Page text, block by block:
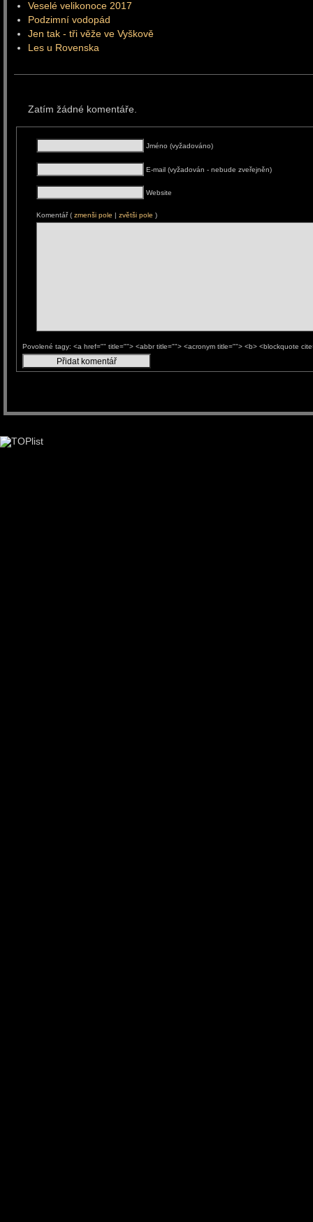
Veselé velikonoce 2017
Podzimní vodopád
Jen tak - tři věže ve Vyškově
Les u Rovenska
Zatím žádné komentáře.
Jméno (vyžadováno)
E-mail (vyžadován - nebude zveřejněn)
Website
Komentář ( zmenši pole | zvětši pole )
Povolené tagy: <a href="" title=""> <abbr title=""> <acronym title=""> <b> <blockquote